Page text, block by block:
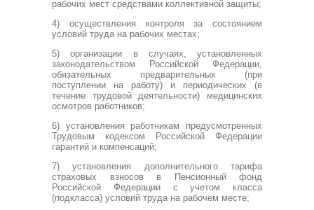
рабочих мест средствами коллективной защиты;
4) осуществления контроля за состоянием
условий труда на рабочих местах;
5) организации в случаях, установленных
законодательством Российской Федерации,
обязательных предварительных (при
поступлении на работу) и периодических (в
течение трудовой деятельности) медицинских
осмотров работников;
6) установления работникам предусмотренных
Трудовым кодексом Российской Федерации
гарантий и компенсаций;
7) установления дополнительного тарифа
страховых взносов в Пенсионный фонд
Российской Федерации с учетом класса
(подкласса) условий труда на рабочем месте;